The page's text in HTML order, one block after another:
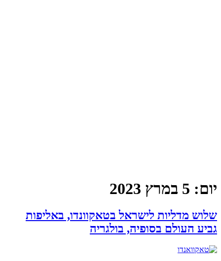
יום: 5 במרץ 2023
שלוש מדליות לישראל בטאקוונדו, באליפות
גביע העולם בסופיה, בולגריה